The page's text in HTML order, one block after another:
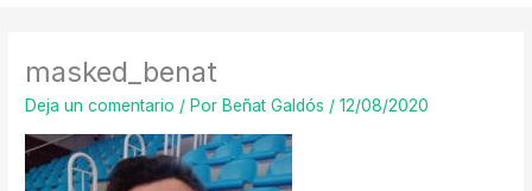
masked_benat
Deja un comentario / Por Beñat Galdós /12/08/2020